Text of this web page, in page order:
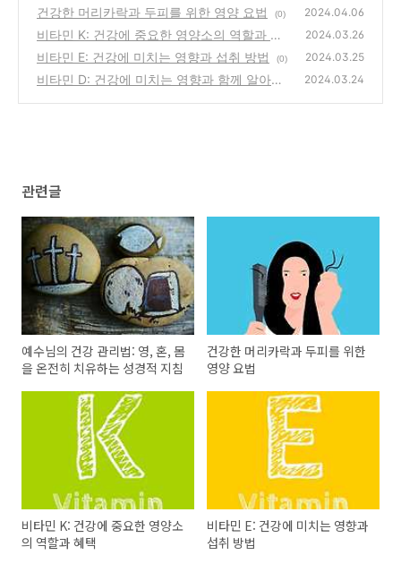
유하는 성경적 지침
(0)
건강한 머리카락과 두피를 위한 영양 요법 (0) 2024.04.06
비타민 K: 건강에 중요한 영양소의 역할과 혜
택
(1)
2024.03.26
비타민 E: 건강에 미치는 영향과 섭취 방법 (0) 2024.03.25
비타민 D: 건강에 미치는 영향과 함께 알아보
2024.03.24
관련글
예수님의 건강 관리법: 영, 혼, 몸
을 온전히 치유하는 성경적 지침
건강한 머리카락과 두피를 위한
영양 요법
비타민 K: 건강에 중요한 영양소
의 역할과 혜택
비타민 E: 건강에 미치는 영향과
섭취 방법